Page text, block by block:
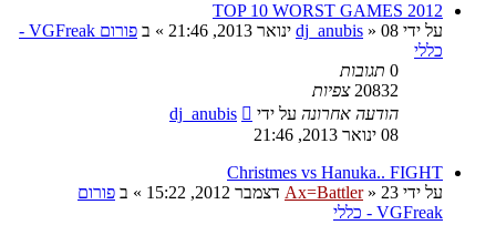
2012 TOP 10 WORST GAMES
על ידי
dj_anubis » 08 ינואר 2013, 21:46 » ב
פורום VGFreak -
כללי
0 תגובות
20832 צפיות
הודעה אחרונה על ידי
dj_anubis
08 ינואר 2013, 21:46
Christmes vs Hanuka.. FIGHT
על ידי
Ax=Battler» 23 דצמבר 2012, 15:22 » ב פורום
VGFreak - כללי